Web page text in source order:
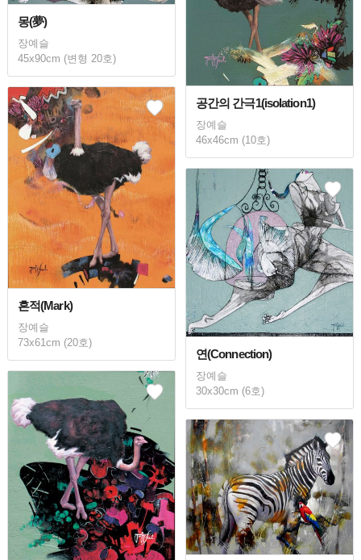
몽(夢)
장예슬
45x90cm (변형 20호)
공간의 간극1(isolation1)
장예슬
46x46cm (10호)
흔적(Mark)
장예슬
73x61cm (20호)
연(Connection)
장예슬
30x30cm (6호)